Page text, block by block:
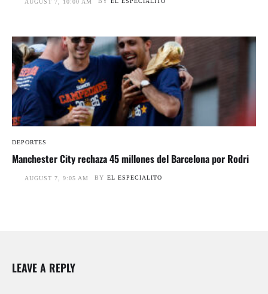
DEPORTES
Manchester City rechaza 45 millones del Barcelona por Rodri
AUGUST 7, 9:05 AM BY EL ESPECIALITO
LEAVE A REPLY